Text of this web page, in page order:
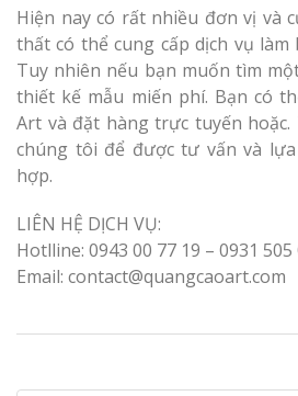
Hiện nay có rất nhiều đơn vị và
thất có thể cung cấp dịch vụ làm
Tuy nhiên nếu bạn muốn tìm
thiết kế mẫu miến phí. Bạn có
Art và đặt hàng trực tuyến hoặc.
chúng tôi để được tư vấn và
hợp.
LIÊN HỆ DỊCH VỤ:
Hotlline: 0943 00 77 19 – 0931 505
Email: contact@quangcaoart.com